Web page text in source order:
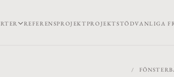
REFERENSPROJEKTPROJEKTSTÖDVANLIGA
/